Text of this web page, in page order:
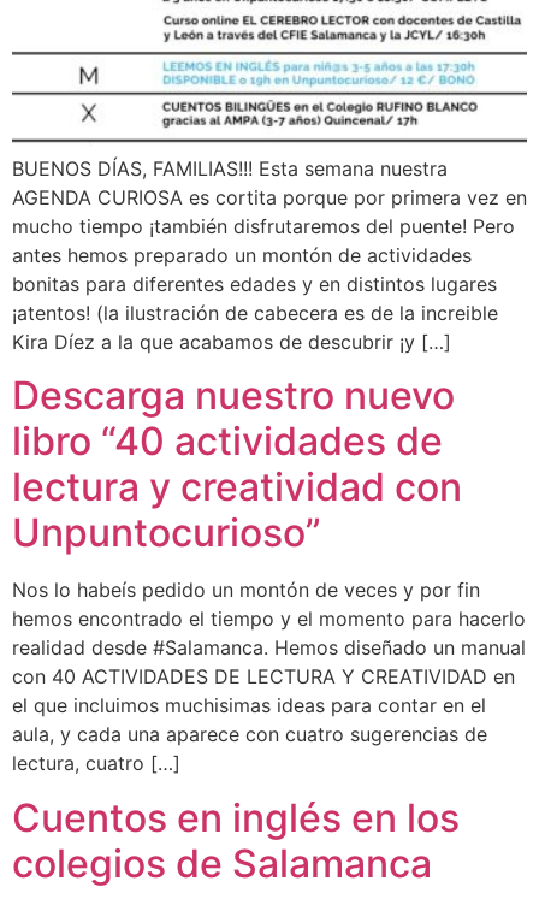
BUENOS DÍAS, FAMILIAS!!! Esta semana nuestra
AGENDA CURIOSA es cortita porque por primera vez en
mucho tiempo ¡también disfrutaremos del puente! Pero
antes hemos preparado un montón de actividades
bonitas para diferentes edades y en distintos lugares
¡atentos! (la ilustración de cabecera es de la increible
Kira Díez a la que acabamos de descubrir ¡y […]
Descarga nuestro nuevo
libro “40 actividades de
lectura y creatividad con
Unpuntocurioso”
Nos lo habeís pedido un montón de veces y por fin
hemos encontrado el tiempo y el momento para hacerlo
realidad desde #Salamanca. Hemos diseñado un manual
con 40 ACTIVIDADES DE LECTURA Y CREATIVIDAD en
el que incluimos muchisimas ideas para contar en el
aula, y cada una aparece con cuatro sugerencias de
lectura, cuatro […]
Cuentos en inglés en los
colegios de Salamanca